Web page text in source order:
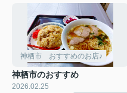
神栖市 おすすめのお店♪
神栖市のおすすめ
2026.02.25